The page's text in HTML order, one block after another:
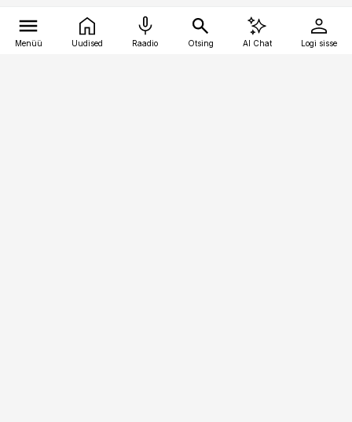
Menüü Uudised Raadio Otsing AI Chat Logi sisse